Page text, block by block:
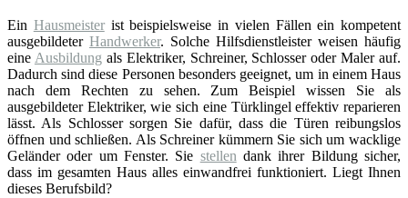
Ein Hausmeisterist beispielsweise in vielen Fällen ein kompetent
ausgebildeter Handwerker. Solche Hilfsdienstleister weisen häufig
eine Ausbildungals Elektriker, Schreiner, Schlosser oder Maler auf.
Dadurch sind diese Personen besonders geeignet, um in einem Haus
nach dem Rechten zu sehen. Zum Beispiel wissen Sie als
ausgebildeter Elektriker, wie sich eine Türklingel effektiv reparieren
lässt. Als Schlosser sorgen Sie dafür, dass die Türen reibungslos
öffnen und schließen. Als Schreiner kümmern Sie sich um wacklige
Geländer oder um Fenster. Sie stellendank ihrer Bildung sicher,
dass im gesamten Haus alles einwandfrei funktioniert. Liegt Ihnen
dieses Berufsbild?